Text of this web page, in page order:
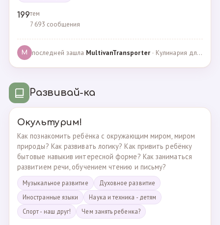
199тем
7 693 сообщения
M последней зашла MultivanTransporter· Кулинария для более старших · 24.10.2024
Развивай-ка
Окультурим!
Как познакомить ребёнка с окружающим миром, миром
природы? Как развивать логику? Как привить ребёнку
бытовые навыкив интересной форме? Как заниматься
развитием речи, обучением чтению и письму?
Музыкальное развитие
Духовное развитие
Иностранные языки
Наука и техника - детям
Спорт - наш друг!
Чем занять ребенка?